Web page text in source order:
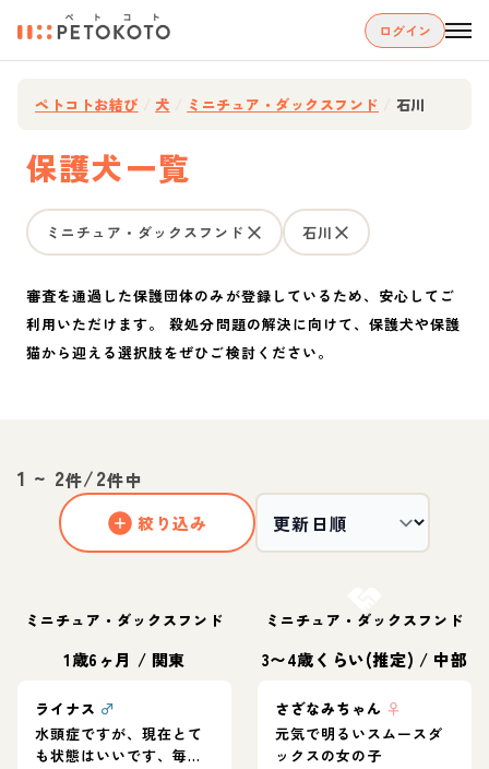
ログイン
ペトコトお結び 犬 ミニチュア・ダックスフンド 石川
保護犬一覧
ミニチュア・ダックスフンド 石川
審査を通過した保護団体のみが登録しているため、安心してご
利用いただけます。 殺処分問題の解決に向けて、保護犬や保護
猫から迎える選択肢をぜひご検討ください。
1 ~ 2件/2件中
絞り込み
ミニチュア・ダックスフンド
1歳6ヶ月 / 関東
ライナス ♂
水頭症ですが、現在とて
も状態はいいです、毎日
ミニチュア・ダックスフンド
3〜4歳くらい(推定) / 中部
さざなみちゃん ♀
元気で明るいスムースダ
ックスの女の子